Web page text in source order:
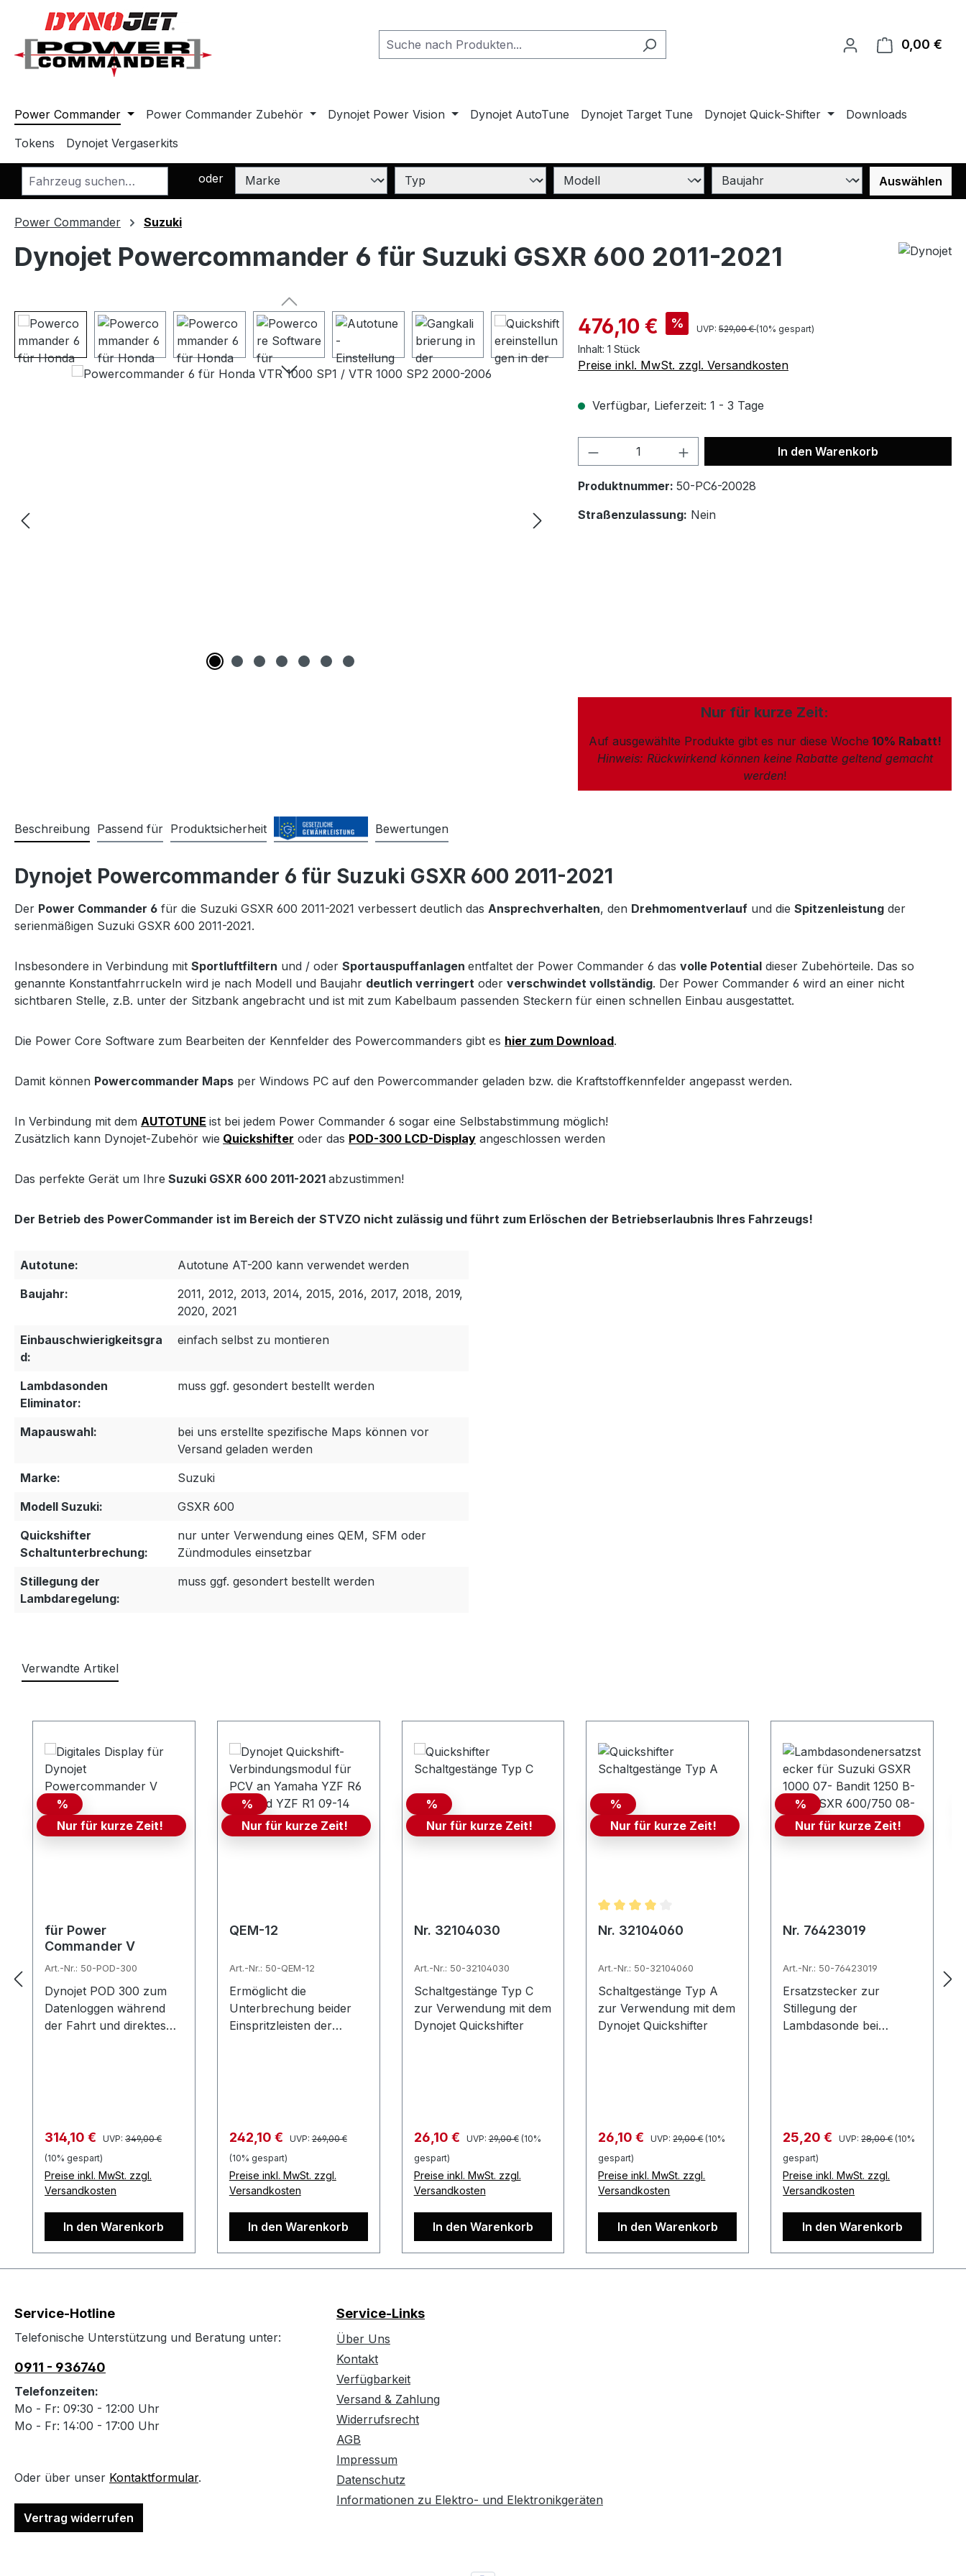
Hauptinhalt springen
Zur Suche springen
Zur Hauptnavigation springen
0,00 €
Power Commander Power Commander Zubehör Dynojet Power Vision Dynojet AutoTune Dynojet Target Tune Dynojet Quick-Shifter
Downloads
Tokens
Dynojet Vergaserkits
oder Auswählen
Power Commander Suzuki
Dynojet Powercommander 6 für Suzuki GSXR 600 2011-2021
Bildergalerie überspringen 476,10 € % UVP: 529,00 €(10% gespart)
Inhalt: 1 Stück
Preise inkl. MwSt. zzgl. Versandkosten
Verfügbar, Lieferzeit: 1 - 3 Tage
In den Warenkorb
Produktnummer: 50-PC6-20028
Straßenzulassung: Nein
Nur für kurze Zeit:
Auf ausgewählte Produkte gibt es nur diese Woche 10% Rabatt!
Hinweis: Rückwirkend können keine Rabatte geltend gemacht
werden!
Beschreibung Passend für Produktsicherheit Bewertungen
Dynojet Powercommander 6 für Suzuki GSXR 600 2011-2021
Der Power Commander 6 für die Suzuki GSXR 600 2011-2021 verbessert deutlich das Ansprechverhalten, den Drehmomentverlauf und die Spitzenleistung der
serienmäßigen Suzuki GSXR 600 2011-2021.
Insbesondere in Verbindung mit Sportluftfiltern und / oder Sportauspuffanlagen entfaltet der Power Commander 6 das volle Potential dieser Zubehörteile. Das so
genannte Konstantfahrruckeln wird je nach Modell und Baujahr deutlich verringert oder verschwindet vollständig. Der Power Commander 6 wird an einer nicht
sichtbaren Stelle, z.B. unter der Sitzbank angebracht und ist mit zum Kabelbaum passenden Steckern für einen schnellen Einbau ausgestattet.
Die Power Core Software zum Bearbeiten der Kennfelder des Powercommanders gibt es hier zum Download.
Damit können Powercommander Maps per Windows PC auf den Powercommander geladen bzw. die Kraftstoffkennfelder angepasst werden.
In Verbindung mit dem AUTOTUNE ist bei jedem Power Commander 6 sogar eine Selbstabstimmung möglich!
Zusätzlich kann Dynojet-Zubehör wie Quickshifter oder das POD-300 LCD-Display angeschlossen werden
Das perfekte Gerät um Ihre Suzuki GSXR 600 2011-2021 abzustimmen!
Der Betrieb des PowerCommander ist im Bereich der STVZO nicht zulässig und führt zum Erlöschen der Betriebserlaubnis Ihres Fahrzeugs!
Autotune:
Autotune AT-200 kann verwendet werden
Baujahr:
2011, 2012, 2013, 2014, 2015, 2016, 2017, 2018, 2019,
2020, 2021
Einbauschwierigkeitsgra
d:
einfach selbst zu montieren
Lambdasonden
Eliminator:
muss ggf. gesondert bestellt werden
Mapauswahl:
bei uns erstellte spezifische Maps können vor
Versand geladen werden
Marke:
Suzuki
Modell Suzuki:
GSXR 600
Quickshifter
Schaltunterbrechung:
nur unter Verwendung eines QEM, SFM oder
Zündmodules einsetzbar
Stillegung der
Lambdaregelung:
muss ggf. gesondert bestellt werden
Verwandte Artikel
%
Nur für kurze Zeit!
für Power
Commander V
Art.-Nr.: 50-POD-300
Dynojet POD 300 zum
Datenloggen während
der Fahrt und direktes
Verkaufspreis:
314,10 € Regulärer Preis:
UVP: 349,00 €
(10% gespart)
Preise inkl. MwSt. zzgl.
Versandkosten
In den Warenkorb
%
Nur für kurze Zeit!
QEM-12
Art.-Nr.: 50-QEM-12
Ermöglicht die
Unterbrechung beider
Einspritzleisten der
Verkaufspreis:
242,10 € Regulärer Preis:
UVP:269,00 €
(10% gespart)
Preise inkl. MwSt. zzgl.
Versandkosten
In den Warenkorb
%
Nur für kurze Zeit!
Nr. 32104030
Art.-Nr.: 50-32104030
Schaltgestänge Typ C
zur Verwendung mit dem
Dynojet Quickshifter
Verkaufspreis:
26,10 € Regulärer Preis:
UVP:29,00 € (10%
gespart)
Preise inkl. MwSt. zzgl.
Versandkosten
In den Warenkorb
%
Nur für kurze Zeit!
Durchschnittliche Bewertung von 4 von 5 Sternen
Nr. 32104060
Art.-Nr.: 50-32104060
Schaltgestänge Typ A
zur Verwendung mit dem
Dynojet Quickshifter
Verkaufspreis:
26,10 € Regulärer Preis:
UVP:29,00 € (10%
gespart)
Preise inkl. MwSt. zzgl.
Versandkosten
In den Warenkorb
%
Nur für kurze Zeit!
Nr. 76423019
Art.-Nr.: 50-76423019
Ersatzstecker zur
Stillegung der
Lambdasonde bei
Verkaufspreis:
25,20 € Regulärer Preis:
UVP:28,00 € (10%
gespart)
Preise inkl. MwSt. zzgl.
Versandkosten
In den Warenkorb
Service-Hotline
Telefonische Unterstützung und Beratung unter:
0911 - 936740
Telefonzeiten:
Mo - Fr: 09:30 - 12:00 Uhr
Mo - Fr: 14:00 - 17:00 Uhr
Oder über unser Kontaktformular.
Vertrag widerrufen
Service-Links
Über Uns
Kontakt
Verfügbarkeit
Versand & Zahlung
Widerrufsrecht
AGB
Impressum
Datenschutz
Informationen zu Elektro- und Elektronikgeräten